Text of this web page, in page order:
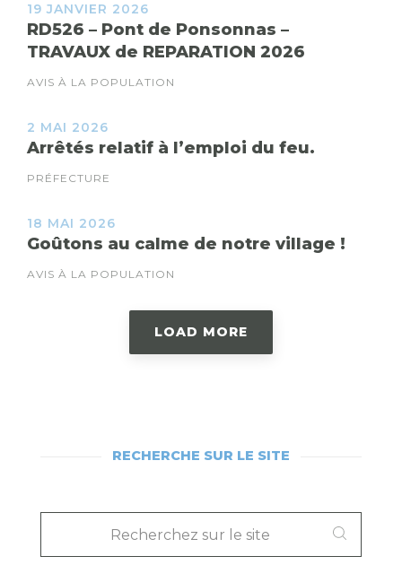
19 JANVIER 2026
RD526 – Pont de Ponsonnas –
TRAVAUX de REPARATION 2026
AVIS À LA POPULATION
2 MAI 2026
Arrêtés relatif à l’emploi du feu.
PRÉFECTURE
18 MAI 2026
Goûtons au calme de notre village !
AVIS À LA POPULATION
LOAD MORE
RECHERCHE SUR LE SITE
RECHERCHEZ
LE
SITE